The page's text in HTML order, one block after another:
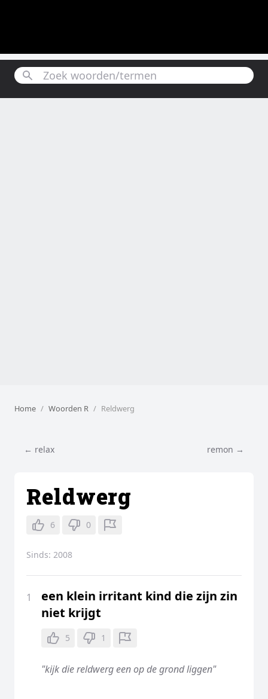
Home Woorden R Reldwerg
← relax remon →
Reldwerg
6 0
Sinds: 2008
1
een klein irritant kind die zijn zin
niet krijgt
5 1
"kijk die reldwerg een op de grond liggen"